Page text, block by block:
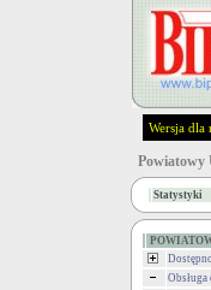
Wersja dla
Powiatowy
Statystyki